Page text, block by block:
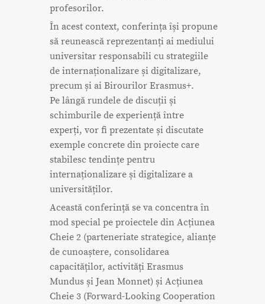
profesorilor.
În acest context, conferința își propune
să reunească reprezentanți ai mediului
universitar responsabili cu strategiile
de internaționalizare și digitalizare,
precum și ai Birourilor Erasmus+.
Pe lângă rundele de discuții și
schimburile de experiență între
experți, vor fi prezentate și discutate
exemple concrete din proiecte care
stabilesc tendințe pentru
internaționalizare și digitalizare a
universităților.
Această conferință se va concentra în
mod special pe proiectele din Acțiunea
Cheie 2 (parteneriate strategice, alianțe
de cunoaștere, consolidarea
capacităților, activități Erasmus
Mundus și Jean Monnet) și Acțiunea
Cheie 3 (Forward-Looking Cooperation